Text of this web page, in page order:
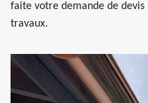
faite votre demande de
travaux.